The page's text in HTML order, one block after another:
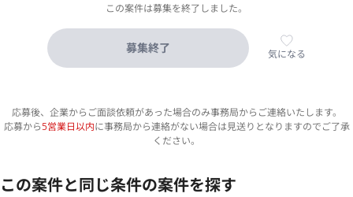
この案件は募集を終了しました。
募集終了 気になる
応募後、企業からご面談依頼があった場合のみ事務局からご連絡いたします。
応募から5営業日以内に事務局から連絡がない場合は見送りとなりますのでご了承
ください。
この案件と同じ条件の案件を探す